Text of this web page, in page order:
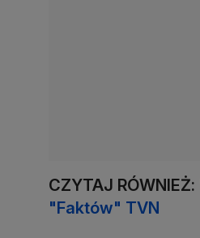
CZYTAJ RÓWNIEŻ:
"Faktów" TVN